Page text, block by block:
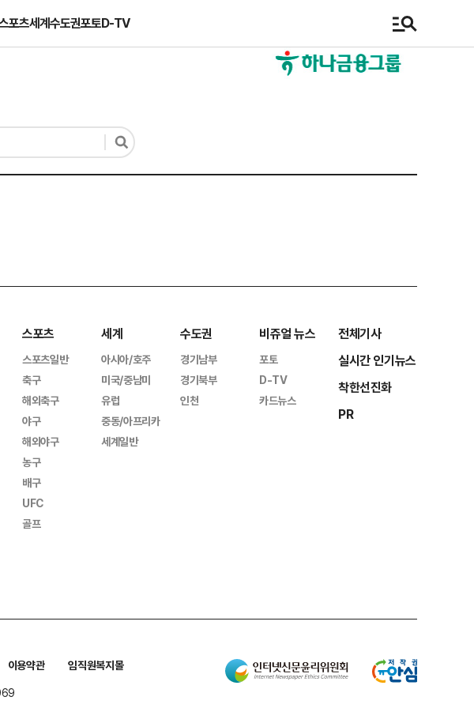
포츠세계수도권포토D-TV
스포츠
스포츠일반
축구
해외축구
야구
해외야구
농구
배구
UFC
골프
세계
아시아/호주
미국/중남미
유럽
중동/아프리카
세계일반
수도권
경기남부
경기북부
인천
비쥬얼 뉴스
포토
D-TV
카드뉴스
전체기사
실시간 인기뉴스
착한선진화
PR
이용약관
임직원복지몰